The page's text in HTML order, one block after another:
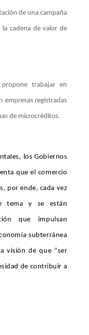
de una campaña
cadena de valor de
trabajar en
empresas registradas
de microcréditos.
los Gobiernos
que el comercio
por ende, cada vez
tema y se están
que impulsan
subterránea
visión de que “ser
de contribuir a